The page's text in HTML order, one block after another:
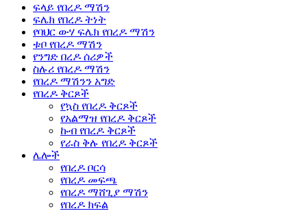
ፍላይ የበረዶ ማሽን
ፍሌክ የበረዶ ትነት
የባህር ውሃ ፍሌክ የበረዶ ማሽን
ቱቦ የበረዶ ማሽን
የንግድ በረዶ ሰሪዎች
ስሉሪ የበረዶ ማሽን
የበረዶ ማሽንን አግድ
የበረዶ ቅርጾች
የኳስ የበረዶ ቅርጾች
የአልማዝ የበረዶ ቅርጾች
ኩብ የበረዶ ቅርጾች
የራስ ቅሉ የበረዶ ቅርጾች
ሌሎች
የበረዶ ቦርሳ
የበረዶ መፍጫ
የበረዶ ማሸጊያ ማሽን
የበረዶ ክፍል